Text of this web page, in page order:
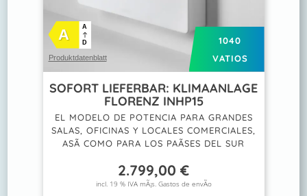
1040
VATIOS
A A
D
Produktdatenblatt
SOFORT LIEFERBAR: KLIMAANLAGE
FLORENZ INHP15
EL MODELO DE POTENCIA PARA GRANDES
SALAS, OFICINAS Y LOCALES COMERCIALES,
ASÃ­ COMO PARA LOS PAÃ­SES DEL SUR
2.799,00 €
incl. 19 % IVA mÃ¡s. Gastos de envÃ­o